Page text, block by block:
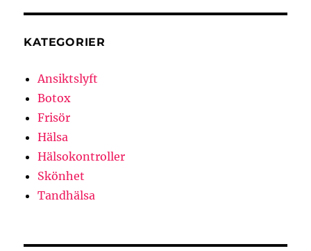
KATEGORIER
Ansiktslyft
Botox
Frisör
Hälsa
Hälsokontroller
Skönhet
Tandhälsa